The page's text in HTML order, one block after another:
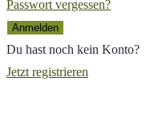
Passwort vergessen?
Anmelden
Du hast noch kein Konto?
Jetzt registrieren